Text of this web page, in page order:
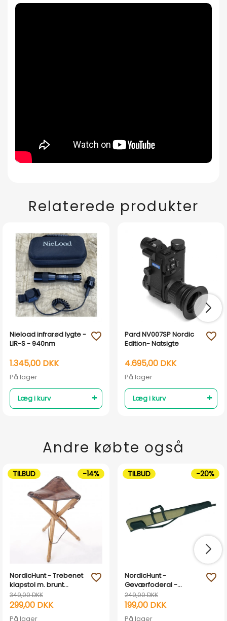
Relaterede produkter
Nieload infrarød lygte -
LIR-S - 940nm
1.345,00 DKK
På lager
Læg i kurv
favorite_outline
Pard NV007SP Nordic
Edition- Natsigte
4.695,00 DKK
På lager
Læg i kurv
favorite_outline
Andre købte også
NordicHunt - Trebenet
klapstol m. brunt
lædersæde
349,00 DKK
299,00 DKK
På lager
favorite_outline
TILBUD -14%
NordicHunt -
Geværfoderal -
Grøn/Sort
249,00 DKK
199,00 DKK
På lager
favorite_outline
TILBUD -20%